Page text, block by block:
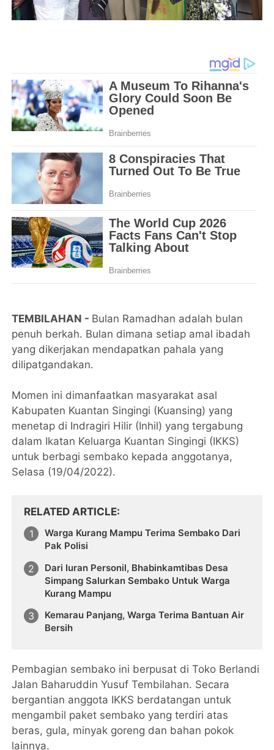
TEMBILAHAN - Bulan Ramadhan adalah bulan
penuh berkah. Bulan dimana setiap amal ibadah
yang dikerjakan mendapatkan pahala yang
dilipatgandakan.
Momen ini dimanfaatkan masyarakat asal
Kabupaten Kuantan Singingi (Kuansing) yang
menetap di Indragiri Hilir (Inhil) yang tergabung
dalam Ikatan Keluarga Kuantan Singingi (IKKS)
untuk berbagi sembako kepada anggotanya,
Selasa (19/04/2022).
RELATED ARTICLE
Warga Kurang Mampu Terima Sembako Dari
Pak Polisi
Dari Iuran Personil, Bhabinkamtibas Desa
Simpang Salurkan Sembako Untuk Warga
Kurang Mampu
Kemarau Panjang, Warga Terima Bantuan Air
Bersih
Pembagian sembako ini berpusat di Toko Berlandi
Jalan Baharuddin Yusuf Tembilahan. Secara
bergantian anggota IKKS berdatangan untuk
mengambil paket sembako yang terdiri atas
beras, gula, minyak goreng dan bahan pokok
lainnya.